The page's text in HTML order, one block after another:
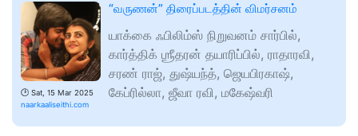
🕑 Sat, 15 Mar 2025
naarkaaliseithi.com
“வருணன்” திரைப்படத்தின் விமர்சனம்
யாக்கை ஃபிலிம்ஸ் நிறுவனம் சார்பில்,
கார்த்திக் ஶ்ரீதரன் தயாரிப்பில், ராதாரவி,
சரண் ராஜ், துஷ்யந்த், ஜெயபிரகாஷ்,
கேப்ரில்லா, ஜீவா ரவி, மகேஷ்வரி